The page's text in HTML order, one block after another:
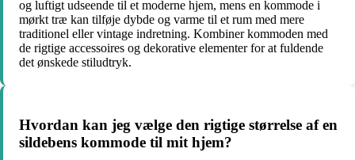
og luftigt udseende til et moderne hjem, mens en kommode i
mørkt træ kan tilføje dybde og varme til et rum med mere
traditionel eller vintage indretning. Kombiner kommoden med
de rigtige accessoires og dekorative elementer for at fuldende
det ønskede stiludtryk.
Hvordan kan jeg vælge den rigtige størrelse af en
sildebens kommode til mit hjem?